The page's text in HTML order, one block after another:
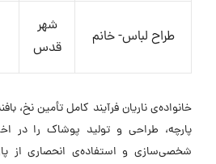
طراح لباس- خانم
شهر
قدس
خانواده‌ی ناریان فرآیند کامل تأمین نخ،
پارچه، طراحی و تولید پوشاک را در
شخصی‌سازی و استفاده‌ی انحصاری از